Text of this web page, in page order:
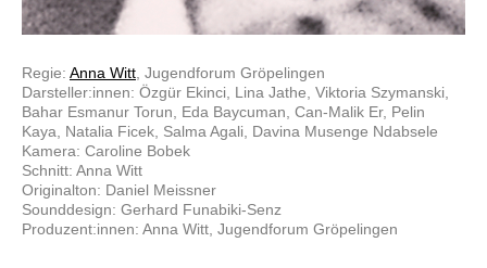
Regie: Anna Witt , Jugendforum Gröpelingen
Darsteller:innen: Özgür Ekinci, Lina Jathe, Viktoria Szymanski,
Bahar Esmanur Torun, Eda Baycuman, Can-Malik Er, Pelin
Kaya, Natalia Ficek, Salma Agali, Davina Musenge Ndabsele
Kamera: Caroline Bobek
Schnitt: Anna Witt
Originalton: Daniel Meissner
Sounddesign: Gerhard Funabiki-Senz
Produzent:innen: Anna Witt, Jugendforum Gröpelingen